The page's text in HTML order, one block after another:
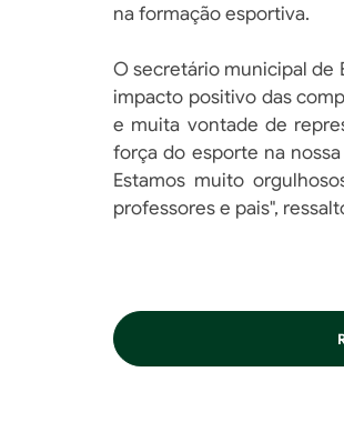
na formação esportiva.
O secretário municipal de
impacto positivo das
e muita vontade de
força do esporte na
Estamos muito
professores e pais",